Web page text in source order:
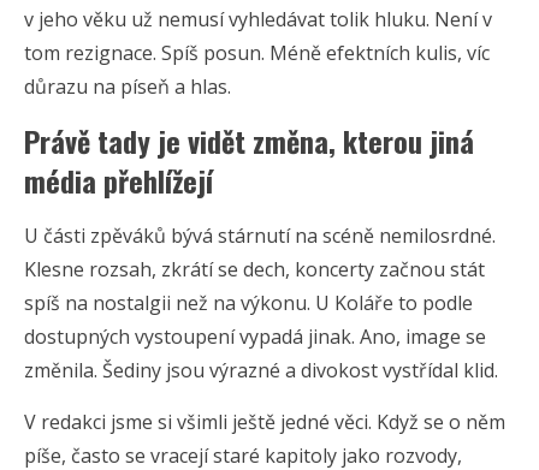
v jeho věku už nemusí vyhledávat tolik hluku. Není v
tom rezignace. Spíš posun. Méně efektních kulis, víc
důrazu na píseň a hlas.
Právě tady je vidět změna, kterou jiná
média přehlížejí
U části zpěváků bývá stárnutí na scéně nemilosrdné.
Klesne rozsah, zkrátí se dech, koncerty začnou stát
spíš na nostalgii než na výkonu. U Koláře to podle
dostupných vystoupení vypadá jinak. Ano, image se
změnila. Šediny jsou výrazné a divokost vystřídal klid.
V redakci jsme si všimli ještě jedné věci. Když se o něm
píše, často se vracejí staré kapitoly jako rozvody,